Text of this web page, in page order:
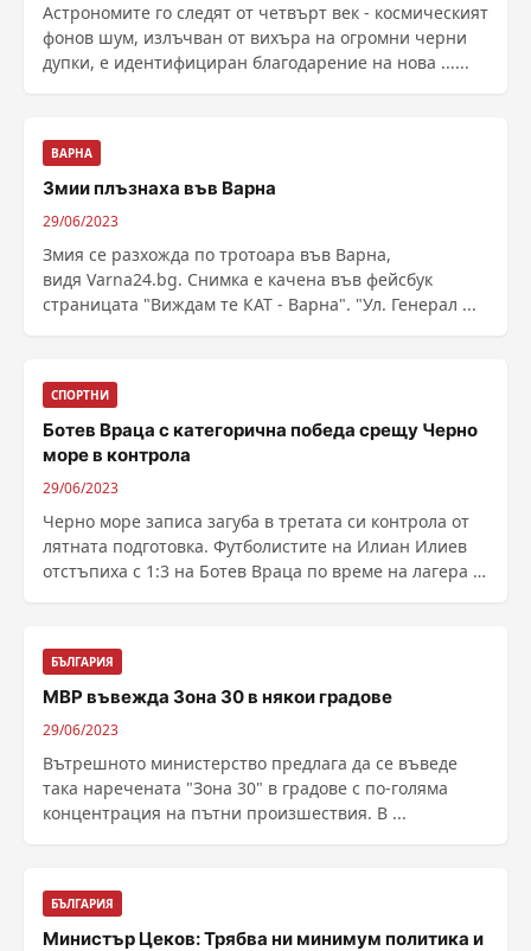
Астрономите го следят от четвърт век - космическият
фонов шум, излъчван от вихъра на огромни черни
дупки, е идентифициран благодарение на нова ......
ВАРНА
Змии плъзнаха във Варна
29/06/2023
Змия се разхожда по тротоара във Варна,
видя Varna24.bg. Снимка е качена във фейсбук
страницата "Виждам те КАТ - Варна". "Ул. Генерал ...
СПОРТНИ
Ботев Враца с категорична победа срещу Черно
море в контрола
29/06/2023
Черно море записа загуба в третата си контрола от
лятната подготовка. Футболистите на Илиан Илиев
отстъпиха с 1:3 на Ботев Враца по време на лагера в
БЪЛГАРИЯ
МВР въвежда Зона 30 в някои градове
29/06/2023
Вътрешното министерство предлага да се въведе
така наречената "Зона 30" в градове с по-голяма
концентрация на пътни произшествия. В ...
БЪЛГАРИЯ
Министър Цеков: Трябва ни минимум политика и